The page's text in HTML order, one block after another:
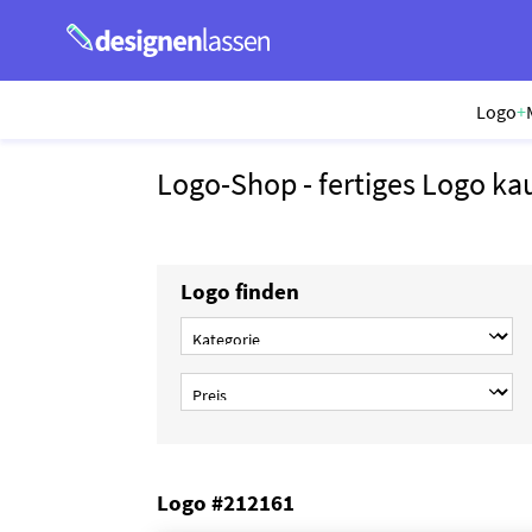
Logo+
Logo-Shop - fertiges Logo
Logo finden
Logo #212161